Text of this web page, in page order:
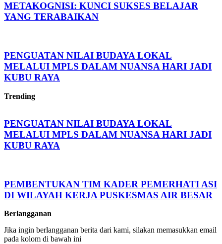
METAKOGNISI: KUNCI SUKSES BELAJAR
YANG TERABAIKAN
PENGUATAN NILAI BUDAYA LOKAL
MELALUI MPLS DALAM NUANSA HARI JADI
KUBU RAYA
Trending
PENGUATAN NILAI BUDAYA LOKAL
MELALUI MPLS DALAM NUANSA HARI JADI
KUBU RAYA
PEMBENTUKAN TIM KADER PEMERHATI ASI
DI WILAYAH KERJA PUSKESMAS AIR BESAR
Berlangganan
Jika ingin berlangganan berita dari kami, silakan memasukkan email
pada kolom di bawah ini